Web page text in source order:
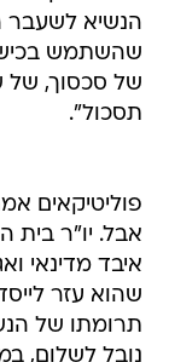
הנשיא לשעבר
שהשתמש
של סכסוך, של
תסכול".
פוליטיקאים
אבל. יו"ר בית
איבד מדינאי
שהוא עזר
תרומתו של
נובל לשלום,